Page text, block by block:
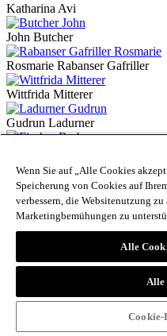
Katharina Avi
John Butcher
Rosmarie Rabanser Gafriller
Wittfrida Mitterer
Gudrun Ladurner
Alexander Brenner-Knoll
Anna Covelli
Barbara Prantl
Sabine Gufler
Andreas Modery
Wenn Sie auf „Alle Cookies
Speicherung von Cookies auf
verbessern, die Websitenutzung
Marketingbemühungen zu
Alle
Alle
Cookie-